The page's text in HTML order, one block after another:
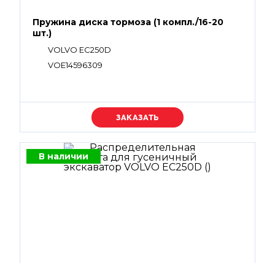
Пружина диска тормоза (1 компл./16-20
шт.)
VOLVO EC250D
VOE14596309
Уточняйте цену
В наличии